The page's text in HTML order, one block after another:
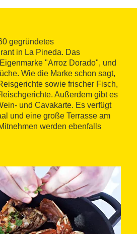
gegründetes
in La Pineda. Das
"Arroz Dorado", und
Wie die Marke schon sagt,
sowie frischer Fisch,
Außerdem gibt es
und Cavakarte. Es verfügt
und eine große Terrasse am
werden ebenfalls